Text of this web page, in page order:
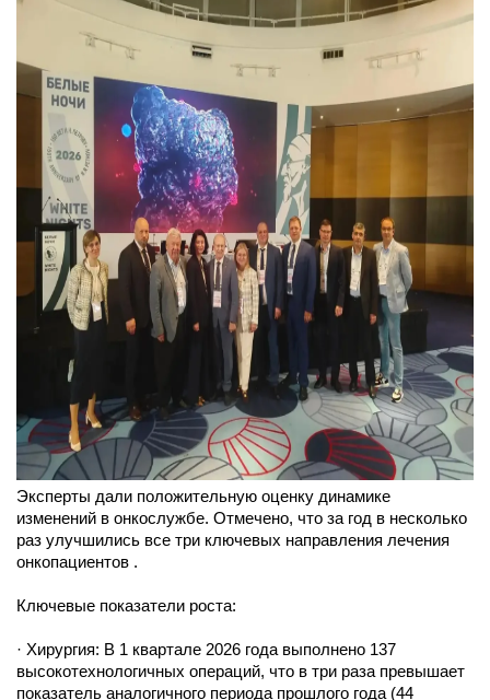
Эксперты дали положительную оценку динамике
изменений в онкослужбе. Отмечено, что за год в несколько
раз улучшились все три ключевых направления лечения
онкопациентов .
Ключевые показатели роста:
· Хирургия: В 1 квартале 2026 года выполнено 137
высокотехнологичных операций, что в три раза превышает
показатель аналогичного периода прошлого года (44